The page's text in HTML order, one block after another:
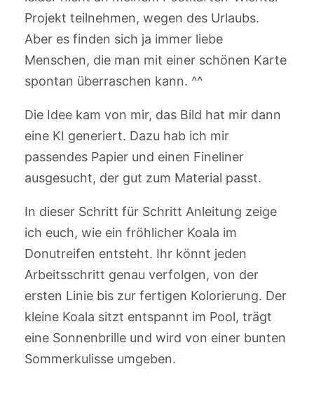
Projekt teilnehmen, wegen des Urlaubs.
Aber es finden sich ja immer liebe
Menschen, die man mit einer schönen Karte
spontan überraschen kann. ^^
Die Idee kam von mir, das Bild hat mir dann
eine KI generiert. Dazu hab ich mir
passendes Papier und einen Fineliner
ausgesucht, der gut zum Material passt.
In dieser Schritt für Schritt Anleitung zeige
ich euch, wie ein fröhlicher Koala im
Donutreifen entsteht. Ihr könnt jeden
Arbeitsschritt genau verfolgen, von der
ersten Linie bis zur fertigen Kolorierung. Der
kleine Koala sitzt entspannt im Pool, trägt
eine Sonnenbrille und wird von einer bunten
Sommerkulisse umgeben.